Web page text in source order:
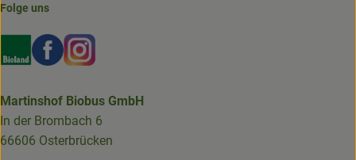
Folge uns
Externer Link zu https://www.bioland.de/verbraucher
Externer Link zu https://www.facebook.com/
Externer Link zu https://www.instagram.com/
Martinshof Biobus GmbH
In der Brombach 6
66606 Osterbrücken